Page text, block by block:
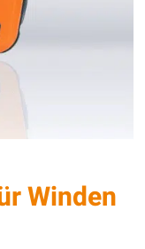
Winden